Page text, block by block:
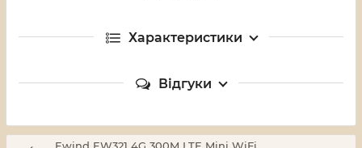
Характеристики
Відгуки